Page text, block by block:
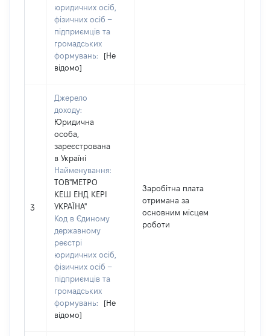
юридичних осіб,
фізичних осіб –
підприємців та
громадських
формувань:
[Не
відомо]
3
Джерело
доходу:
Юридична
особа,
зареєстрована
в Україні
Найменування:
ТОВ"МЕТРО
КЕШ ЕНД КЕРІ
УКРАЇНА"
Код в Єдиному
державному
реєстрі
юридичних осіб,
фізичних осіб –
підприємців та
громадських
формувань:
[Не
відомо]
Заробітна плата
отримана за
основним місцем
роботи